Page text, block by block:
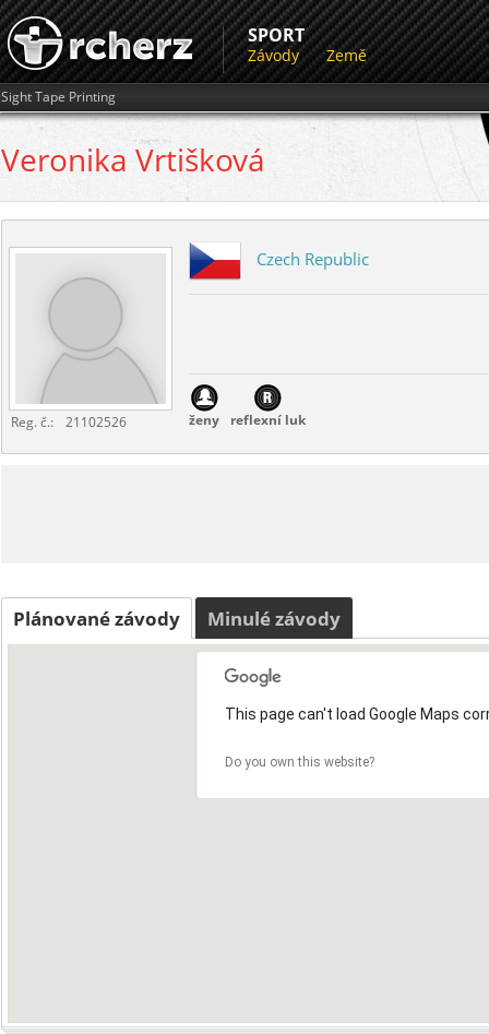
SPORT
Závody Země
Sight Tape Printing
Veronika Vrtišková
Reg. č.: 21102526
Czech Republic
ženy reflexní luk
Plánované závody Minulé závody
This page can't load Google Maps
Do you own this website?